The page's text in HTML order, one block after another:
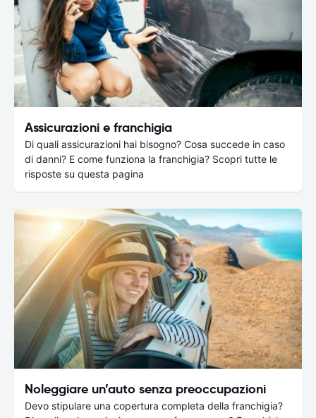
Assicurazioni e franchigia
Di quali assicurazioni hai bisogno? Cosa succede in caso
di danni? E come funziona la franchigia? Scopri tutte le
risposte su questa pagina
Noleggiare un’auto senza preoccupazioni
Devo stipulare una copertura completa della franchigia?